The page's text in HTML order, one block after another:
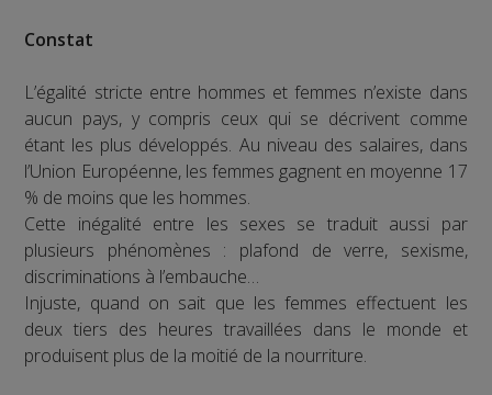
Constat
L’égalité stricte entre hommes et femmes n’existe dans
aucun pays, y compris ceux qui se décrivent comme
étant les plus développés. Au niveau des salaires, dans
l’Union Européenne, les femmes gagnent en moyenne 17
% de moins que les hommes.
Cette inégalité entre les sexes se traduit aussi par
plusieurs phénomènes : plafond de verre, sexisme,
discriminations à l’embauche…
Injuste, quand on sait que les femmes effectuent les
deux tiers des heures travaillées dans le monde et
produisent plus de la moitié de la nourriture.